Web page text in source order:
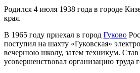
Родился 4 июля 1938 года в городе
края.
В 1965 году приехал в город Гуково
поступил на шахту «Гуковская»
вечернюю школу, затем техникум.
усовершенствовал организацию труда